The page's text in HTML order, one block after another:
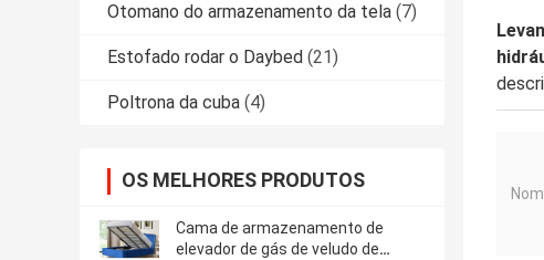
Otomano do armazenamento da tela (7)
Estofado rodar o Daybed (21)
Poltrona da cuba (4)
OS MELHORES PRODUTOS
Cama de armazenamento de
elevador de gás de veludo de